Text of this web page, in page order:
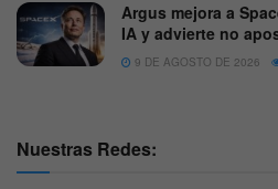
Argus mejora a
IA y advierte no
9 DE AGOSTO DE 2026
Nuestras Redes: